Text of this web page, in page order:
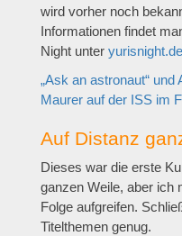
wird vorher noch
Informationen findet
Night unter yurisnight.de
„Ask an astronaut“
Maurer auf der ISS im
Auf Distanz
Dieses war die erste
ganzen Weile, aber ich
Folge aufgreifen.
Titelthemen genug.